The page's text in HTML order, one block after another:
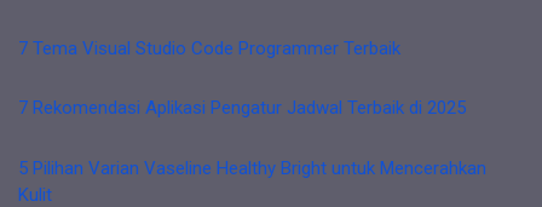
7 Tema Visual Studio Code Programmer Terbaik
7 Rekomendasi Aplikasi Pengatur Jadwal Terbaik di 2025
5 Pilihan Varian Vaseline Healthy Bright untuk Mencerahkan
Kulit